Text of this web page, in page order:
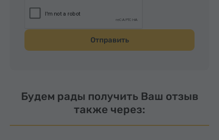
Отправить
Будем рады получить Ваш отзыв
также через: